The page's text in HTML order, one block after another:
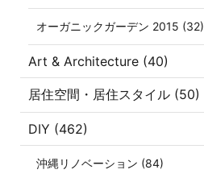
オーガニックガーデン 2015 (32)
Art & Architecture (40)
居住空間・居住スタイル (50)
DIY (462)
沖縄リノベーション (84)